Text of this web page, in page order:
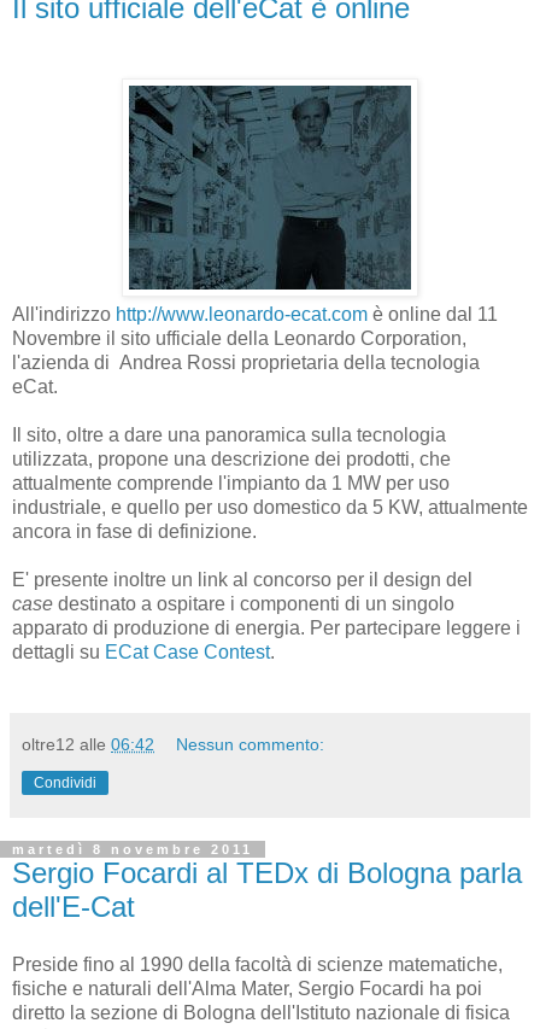
Il sito ufficiale dell'eCat è online
All'indirizzo http://www.leonardo-ecat.com è online dal 11
Novembre il sito ufficiale della Leonardo Corporation,
l'azienda di Andrea Rossi proprietaria della tecnologia
eCat.
Il sito, oltre a dare una panoramica sulla tecnologia
utilizzata, propone una descrizione dei prodotti, che
attualmente comprende l'impianto da 1 MW per uso
industriale, e quello per uso domestico da 5 KW, attualmente
ancora in fase di definizione.
E' presente inoltre un link al concorso per il design del
case destinato a ospitare i componenti di un singolo
apparato di produzione di energia. Per partecipare leggere i
dettagli su ECat Case Contest.
oltre12 alle 06:42 Nessun commento:
Condividi
martedì 8 novembre 2011
Sergio Focardi al TEDx di Bologna parla
dell'E-Cat
Preside fino al 1990 della facoltà di scienze matematiche,
fisiche e naturali dell'Alma Mater, Sergio Focardi ha poi
diretto la sezione di Bologna dell'Istituto nazionale di fisica